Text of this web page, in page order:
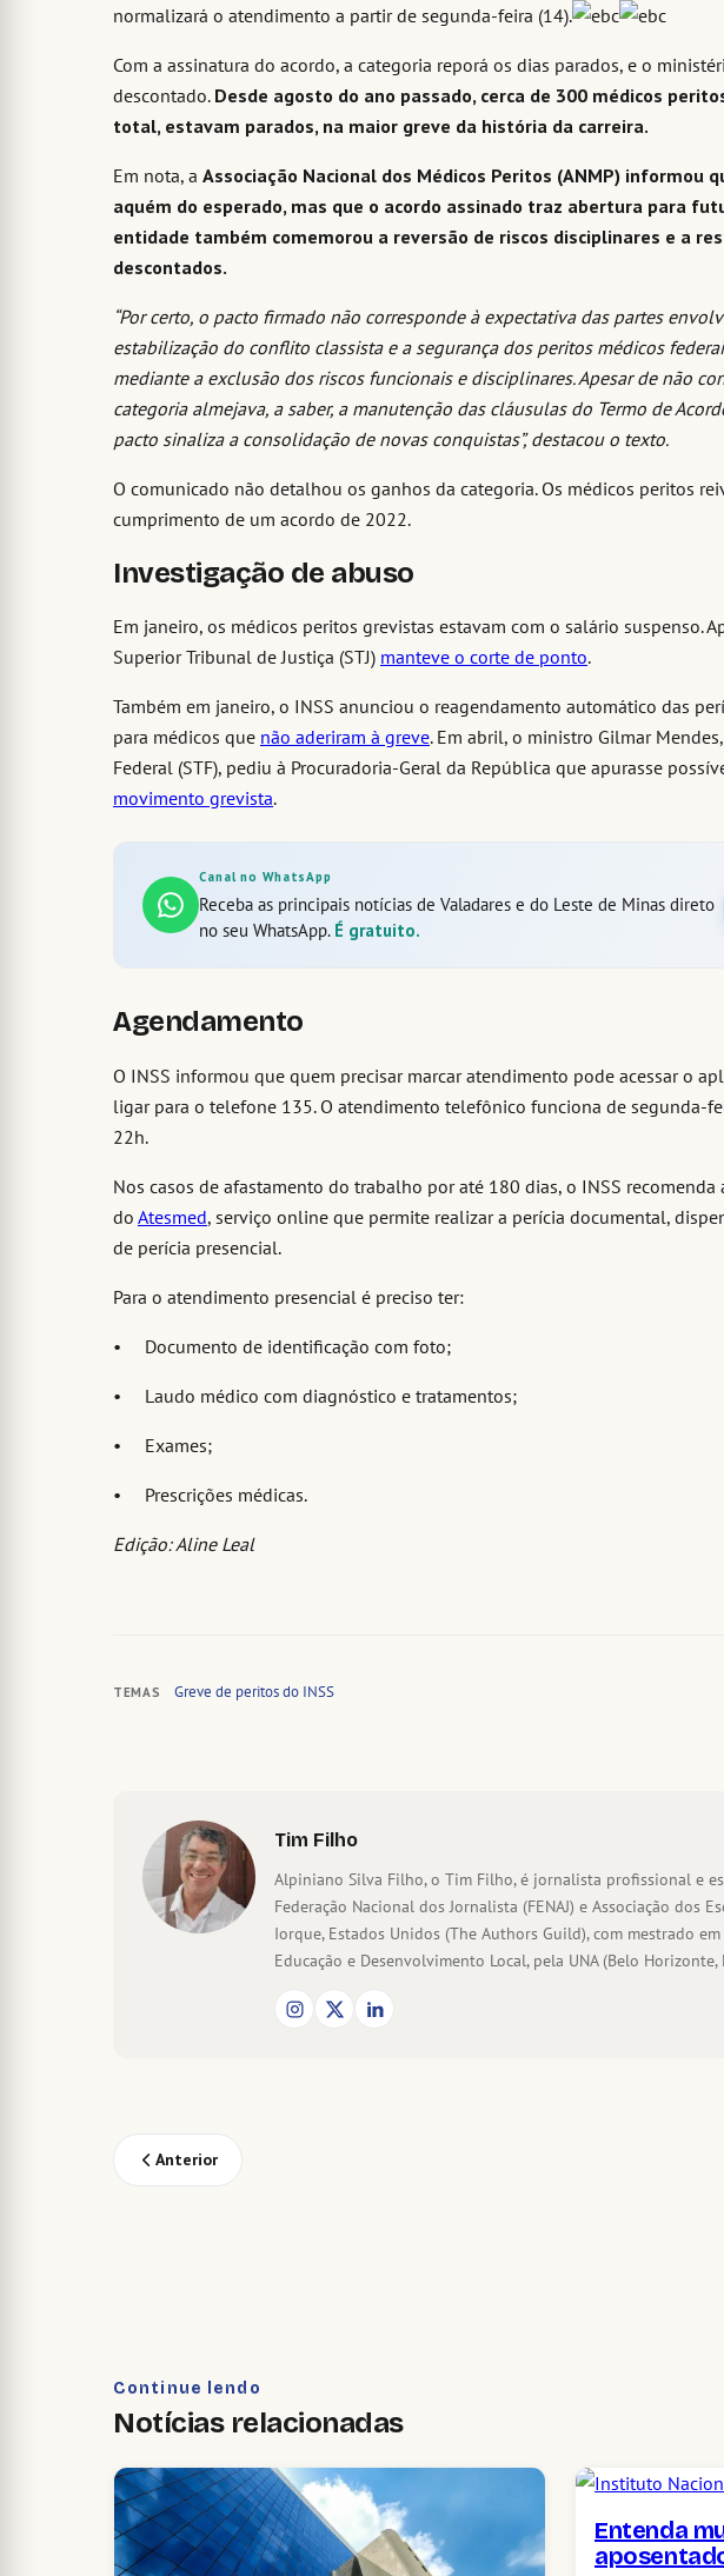
normalizará o atendimento a partir de segunda-feira (14).
Com a assinatura do acordo, a categoria reporá os dias parados, e o
descontado. Desde agosto do ano passado, cerca de 300 médicos
total, estavam parados, na maior greve da história da carreira.
Em nota, a Associação Nacional dos Médicos Peritos (ANMP) informou
aquém do esperado, mas que o acordo assinado traz abertura para
entidade também comemorou a reversão de riscos disciplinares e a
descontados.
“Por certo, o pacto firmado não corresponde à expectativa das partes
estabilização do conflito classista e a segurança dos peritos médicos
mediante a exclusão dos riscos funcionais e disciplinares. Apesar de não
categoria almejava, a saber, a manutenção das cláusulas do Termo de
pacto sinaliza a consolidação de novas conquistas”, destacou o texto.
O comunicado não detalhou os ganhos da categoria. Os médicos peritos
cumprimento de um acordo de 2022.
Investigação de abuso
Em janeiro, os médicos peritos grevistas estavam com o salário suspenso.
Superior Tribunal de Justiça (STJ) manteve o corte de ponto.
Também em janeiro, o INSS anunciou o reagendamento automático das
para médicos que não aderiram à greve. Em abril, o ministro Gilmar
Federal (STF), pediu à Procuradoria-Geral da República que apurasse
movimento grevista.
Canal no WhatsApp
Receba as principais notícias de Valadares e do Leste de Minas direto
no seu WhatsApp. É gratuito.
Agendamento
O INSS informou que quem precisar marcar atendimento pode acessar o
ligar para o telefone 135. O atendimento telefônico funciona de segunda-
22h.
Nos casos de afastamento do trabalho por até 180 dias, o INSS recomenda
do Atesmed, serviço online que permite realizar a perícia documental,
de perícia presencial.
Para o atendimento presencial é preciso ter:
• Documento de identificação com foto;
• Laudo médico com diagnóstico e tratamentos;
• Exames;
• Prescrições médicas.
Edição: Aline Leal
TEMAS Greve de peritos do INSS
Tim Filho
Alpiniano Silva Filho, o Tim Filho, é jornalista profissional e
Federação Nacional dos Jornalista (FENAJ) e Associação dos
Iorque, Estados Unidos (The Authors Guild), com mestrado em
Educação e Desenvolvimento Local, pela UNA (Belo Horizonte,
Anterior
Continue lendo
Notícias relacionadas
Entenda